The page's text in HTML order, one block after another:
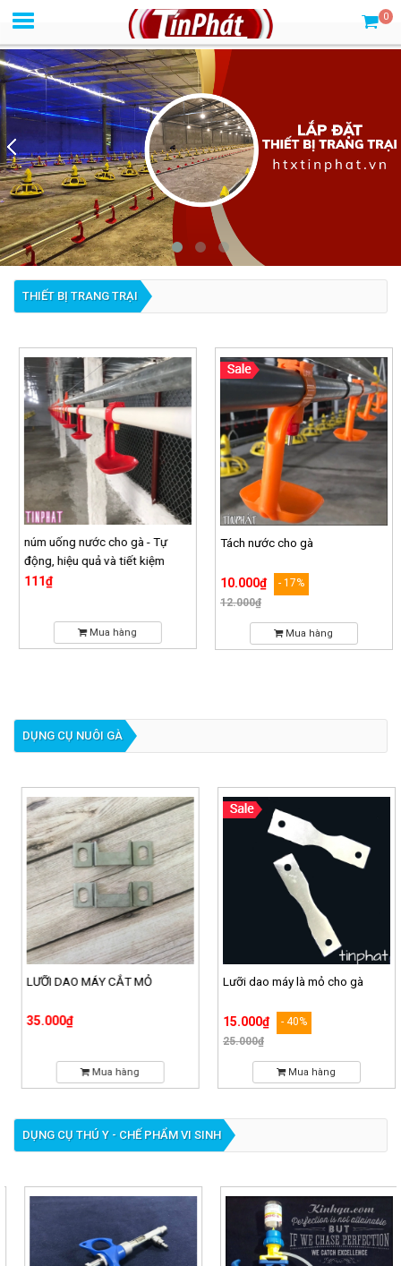
0
THIẾT BỊ TRANG TRẠI
núm uống nước cho gà - Tự
động, hiệu quả và tiết kiệm
111₫
Mua hàng
Tách nước cho gà
10.000₫
- 17%
12.000₫
Mua hàng
DỤNG CỤ NUÔI GÀ
LƯỠI DAO MÁY CẮT MỎ
35.000₫
Mua hàng
Lưỡi dao máy là mỏ cho gà
15.000₫
- 40%
25.000₫
Mua hàng
DỤNG CỤ THÚ Y - CHẾ PHẨM VI SINH